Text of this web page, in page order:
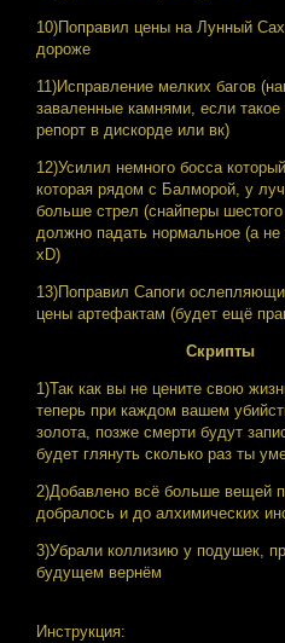
10)Поправил цены на Лунный
дороже
11)Исправление мелких багов
заваленные камнями, если такое
репорт в дискорде или вк)
12)Усилил немного босса
которая рядом с Балморой, у
больше стрел (снайперы
должно падать нормальное (а не
xD)
13)Поправил Сапоги
цены артефактам (будет ещё
Скрипты
1)Так как вы не цените свою
теперь при каждом вашем
золота, позже смерти будут
будет глянуть сколько раз ты
2)Добавлено всё больше вещей
добралось и до алхимических
3)Убрали коллизию у подушек,
будущем вернём
Инструкция: